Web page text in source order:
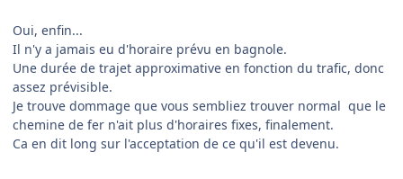
Oui, enfin...
Il n'y a jamais eu d'horaire prévu en bagnole.
Une durée de trajet approximative en fonction du trafic, donc
assez prévisible.
Je trouve dommage que vous sembliez trouver normal que le
chemine de fer n'ait plus d'horaires fixes, finalement.
Ca en dit long sur l'acceptation de ce qu'il est devenu.